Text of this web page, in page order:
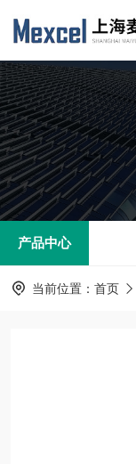
产品中心
当前位置： 首页